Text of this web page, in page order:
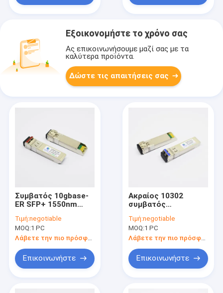
Εξοικονομήστε το χρόνο σας
Ας επικοινωνήσουμε μαζί σας με τα
καλύτερα προϊόντα.
Δώστε τις απαιτήσεις σας
Συμβατός 10gbase-
ER SFP+ 1550nm
Ubiquiti uf-sm40-10G
Τιμή:negotiable
MOQ:1 PC
Λάβετε την πιο πρόσφατη τιμή
Επικοινωνήστε
Ακραίος 10302
συμβατός
10gbase-LR SMF
1310nm 10km SFP+
Τιμή:negotiable
MOQ:1 PC
Επικοινωνήστε